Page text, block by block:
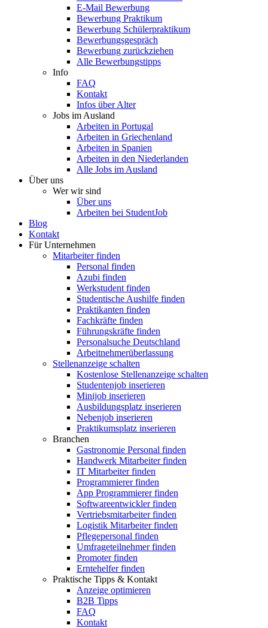
E-Mail Bewerbung
Bewerbung Praktikum
Bewerbung Schülerpraktikum
Bewerbungsgespräch
Bewerbung zurückziehen
Alle Bewerbungstipps
Info
FAQ
Kontakt
Infos über Alter
Jobs im Ausland
Arbeiten in Portugal
Arbeiten in Griechenland
Arbeiten in Spanien
Arbeiten in den Niederlanden
Alle Jobs im Ausland
Über uns
Wer wir sind
Über uns
Arbeiten bei StudentJob
Blog
Kontakt
Für Unternehmen
Mitarbeiter finden
Personal finden
Azubi finden
Werkstudent finden
Studentische Aushilfe finden
Praktikanten finden
Fachkräfte finden
Führungskräfte finden
Personalsuche Deutschland
Arbeitnehmerüberlassung
Stellenanzeige schalten
Kostenlose Stellenanzeige schalten
Studentenjob inserieren
Minijob inserieren
Ausbildungsplatz inserieren
Nebenjob inserieren
Praktikumsplatz inserieren
Branchen
Gastronomie Personal finden
Handwerk Mitarbeiter finden
IT Mitarbeiter finden
Programmierer finden
App Programmierer finden
Softwareentwickler finden
Vertriebsmitarbeiter finden
Logistik Mitarbeiter finden
Pflegepersonal finden
Umfrageteilnehmer finden
Promoter finden
Erntehelfer finden
Praktische Tipps & Kontakt
Anzeige optimieren
B2B Tipps
FAQ
Kontakt